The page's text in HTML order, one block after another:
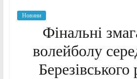
Новини
Фінальні
волейболу